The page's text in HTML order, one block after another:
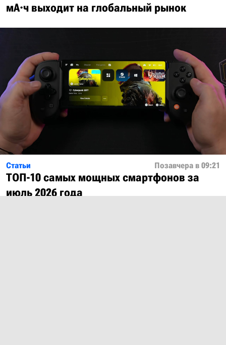
мА·ч выходит на глобальный рынок
Статьи Позавчера в 09:21
ТОП-10 самых мощных смартфонов за
июль 2026 года